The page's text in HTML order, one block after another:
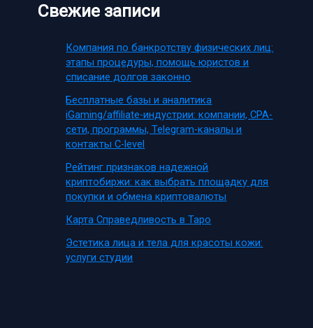
Свежие записи
Компания по банкротству физических лиц:
этапы процедуры, помощь юристов и
списание долгов законно
Бесплатные базы и аналитика
iGaming/affiliate-индустрии: компании, CPA-
сети, программы, Telegram-каналы и
контакты C-level
Рейтинг признаков надежной
криптобиржи: как выбрать площадку для
покупки и обмена криптовалюты
Карта Справедливость в Таро
Эстетика лица и тела для красоты кожи:
услуги студии